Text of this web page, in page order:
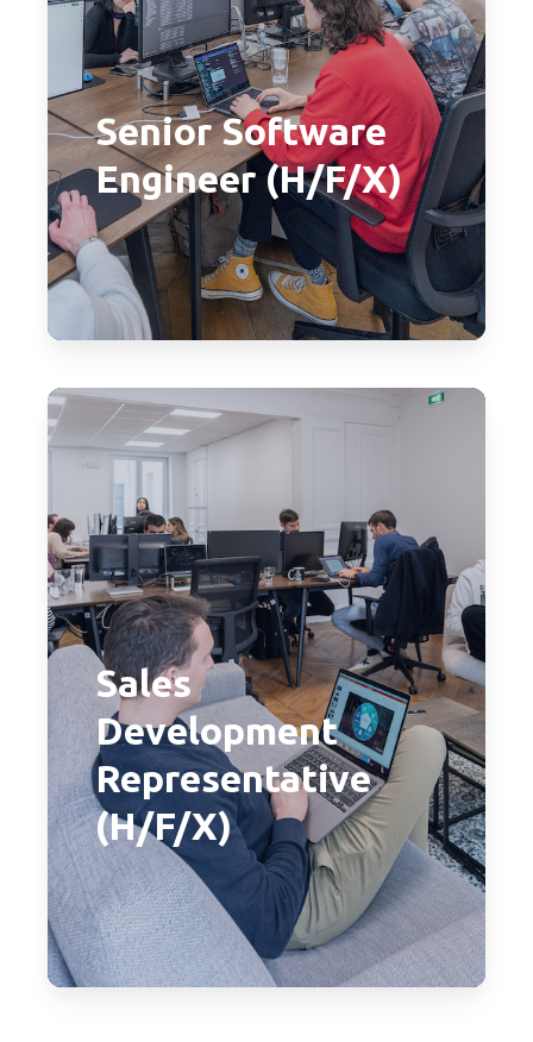
Senior Software
Engineer (H/F/X)
Sales
Development
Representative
(H/F/X)